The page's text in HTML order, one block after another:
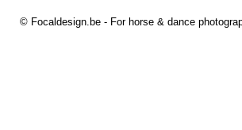
© Focaldesign.be - For horse & dance